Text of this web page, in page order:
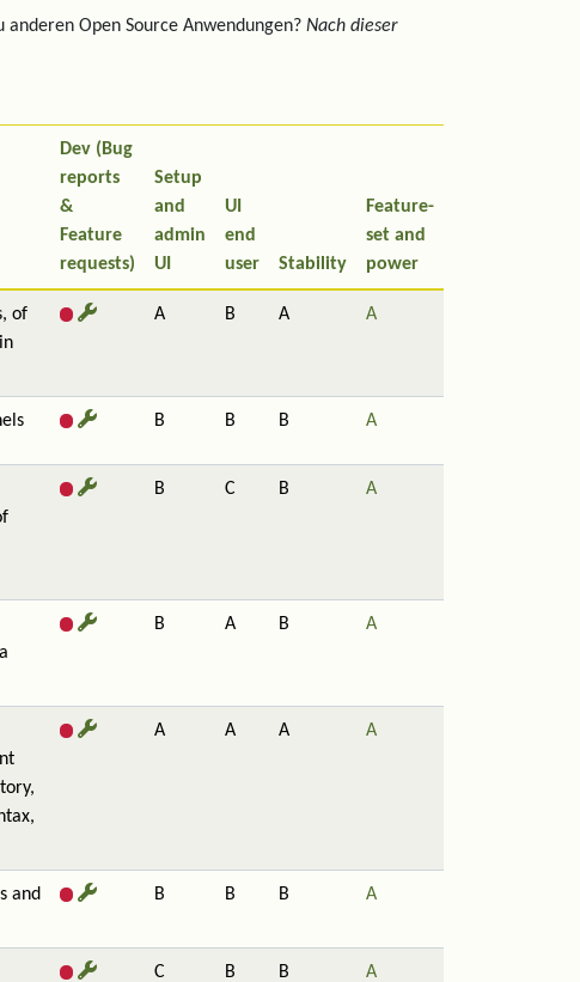
Open Source Anwendungen? Nach dieser
Dev (Bug
reports
&
Feature
requests)
Setup
and
admin
UI
UI
end
user
Stability
Feature-
set and
power
of
A B A A
B B B A
B C B A
B A B A
A A A A
and
B B B A
C B B A